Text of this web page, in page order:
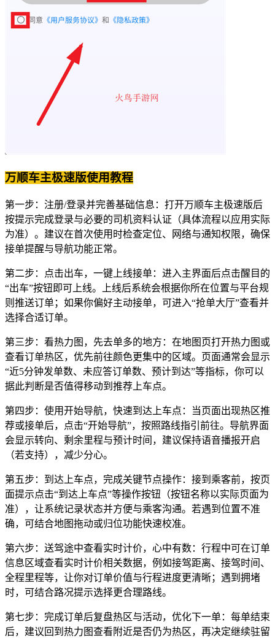
万顺车主极速版使用教程
第一步：注册/登录并完善基础信息：打开万顺车主极速版后
按提示完成登录与必要的司机资料认证（具体流程以应用实际
为准）。建议在首次使用时检查定位、网络与通知权限，确保
接单提醒与导航功能正常。
第二步：点击出车，一键上线接单：进入主界面后点击醒目的
“出车”按钮即可上线。上线后系统会根据你所在位置与平台规
则推送订单；如果你偏好主动接单，可进入“抢单大厅”查看并
选择合适订单。
第三步：看热力图，先去单多的地方：在地图页打开热力图或
查看订单热区，优先前往颜色更集中的区域。页面通常会显示
“近5分钟发单数、未应答订单数、预计到达”等指标，你可以
据此判断是否值得移动到推荐上车点。
第四步：使用开始导航，快速到达上车点：当页面出现热区推
荐或接单后，点击“开始导航”，按照路线指引前往。导航界面
会显示转向、剩余里程与预计时间，建议保持语音播报开启
（若支持），减少分心。
第五步：到达上车点，完成关键节点操作：接到乘客前，按页
面提示点击“到达上车点”等操作按钮（按钮名称以实际页面为
准），让系统记录状态并方便与乘客沟通。若遇到位置不准
确，可结合地图拖动或归位功能快速校准。
第六步：送驾途中查看实时计价，心中有数：行程中可在订单
信息区域查看实时计价相关数据，例如接驾距离、接驾时间、
全程里程等，让你对订单价值与行程进度更清晰；遇到拥堵
时，可结合路况提示选择更合理路线。
第七步：完成订单后复盘热区与活动，优化下一单：每单结束
后，建议回到热力图查看附近是否仍为热区，再决定继续驻留